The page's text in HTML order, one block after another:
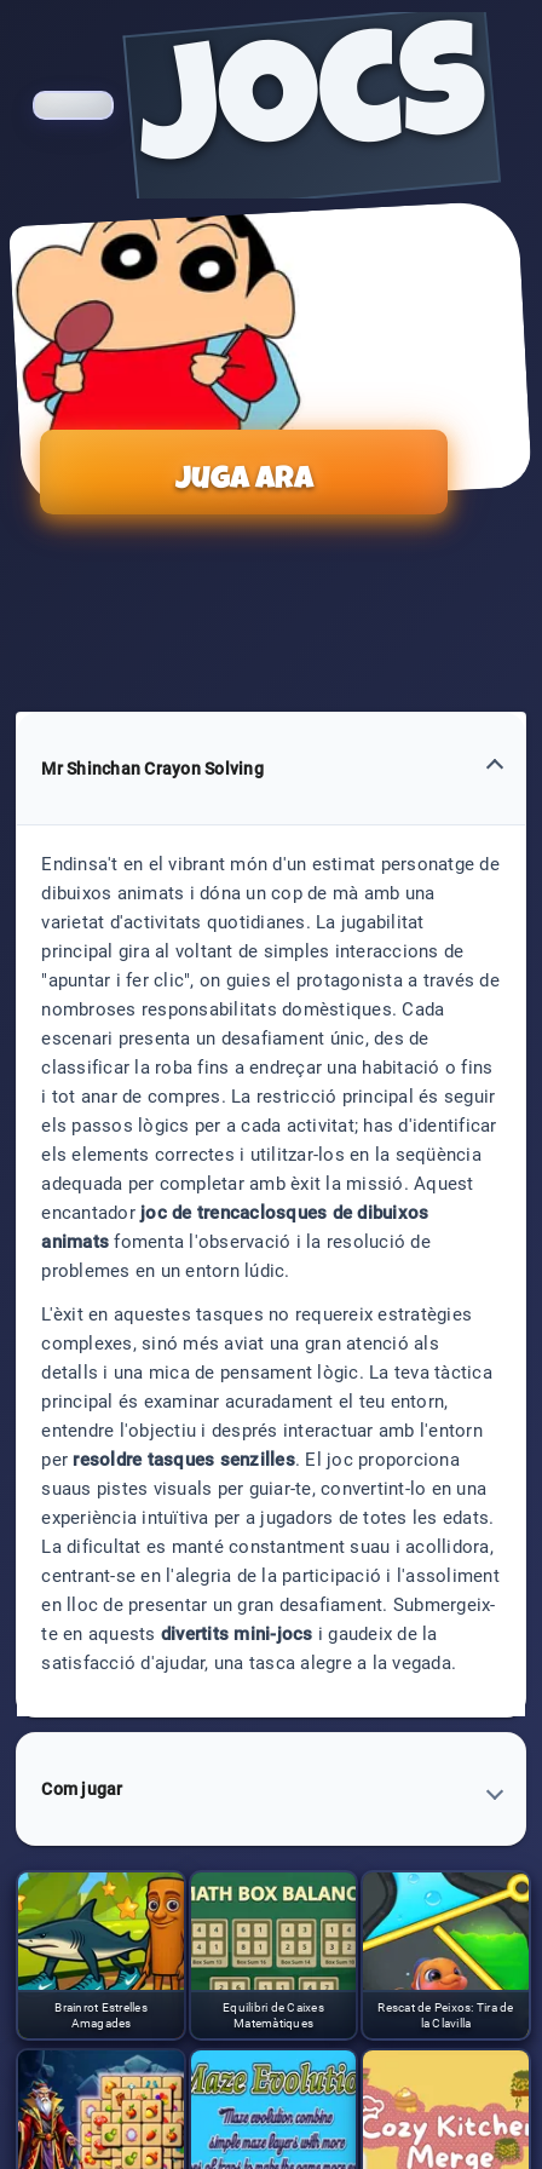
jocs
Juga ara
Mr Shinchan Crayon Solving
Endinsa't en el vibrant món d'un estimat personatge de
dibuixos animats i dóna un cop de mà amb una
varietat d'activitats quotidianes. La jugabilitat
principal gira al voltant de simples interaccions de
"apuntar i fer clic", on guies el protagonista a través de
nombroses responsabilitats domèstiques. Cada
escenari presenta un desafiament únic, des de
classificar la roba fins a endreçar una habitació o fins
i tot anar de compres. La restricció principal és seguir
els passos lògics per a cada activitat; has d'identificar
els elements correctes i utilitzar-los en la seqüència
adequada per completar amb èxit la missió. Aquest
encantador joc de trencaclosques de dibuixos
animats fomenta l'observació i la resolució de
problemes en un entorn lúdic.
L'èxit en aquestes tasques no requereix estratègies
complexes, sinó més aviat una gran atenció als
detalls i una mica de pensament lògic. La teva tàctica
principal és examinar acuradament el teu entorn,
entendre l'objectiu i després interactuar amb l'entorn
per resoldre tasques senzilles. El joc proporciona
suaus pistes visuals per guiar-te, convertint-lo en una
experiència intuïtiva per a jugadors de totes les edats.
La dificultat es manté constantment suau i acollidora,
centrant-se en l'alegria de la participació i l'assoliment
en lloc de presentar un gran desafiament. Submergeix-
te en aquests divertits mini-jocs i gaudeix de la
satisfacció d'ajudar, una tasca alegre a la vegada.
Com jugar
Brainrot Estrelles
Amagades
Equilibri de Caixes
Matemàtiques
Rescat de Peixos: Tira de
la Clavilla